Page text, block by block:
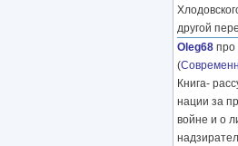
другой
Oleg68 про
(
Книга-
нации за
войне и о